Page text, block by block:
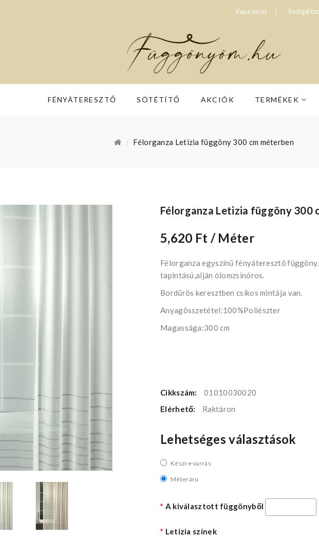
Kapcsolat
FÉNYÁTERESZTŐ SÖTÉTÍTŐ AKCIÓK TERMÉKEK
Félorganza Letizia függöny 300 cm méterben
Félorganza Letizia függöny 300
5,620 Ft / Méter
Félorganza egyszínű fényáteresztő
tapintású,alján ólomzsinóros.
Bordűrös keresztben csíkos mintája van.
Anyagösszetétel:100%Poliészter
Magassága:300 cm
Cikkszám:
01010030020
Elérhető:
Raktáron
Lehetséges választások
Készre varrás
Méteráru
A kiválasztott függönyből
Letizia színek